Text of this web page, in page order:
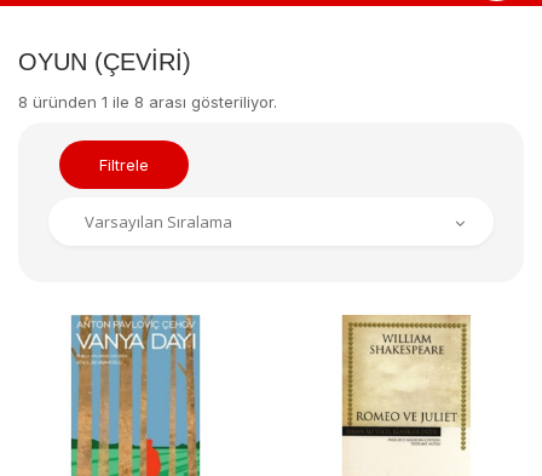
OYUN (ÇEVIRI)
8 üründen 1 ile 8 arası gösteriliyor.
Filtrele